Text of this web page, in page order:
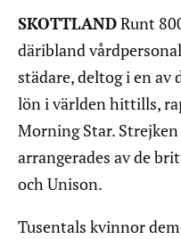
SKOTTLANDRunt
däribland
städare, deltog i en
lön i världen hittills,
Morning Star.
arrangerades av de
och Unison.
Tusentals kvinnor